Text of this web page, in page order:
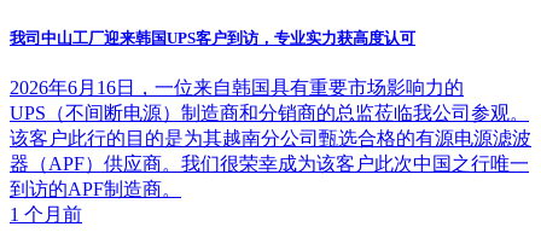
我司中山工厂迎来韩国UPS客户到访，专业实力获高度认可
2026年6月16日，一位来自韩国具有重要市场影响力的
UPS（不间断电源）制造商和分销商的总监莅临我公司参观。
该客户此行的目的是为其越南分公司甄选合格的有源电源滤波
器（APF）供应商。我们很荣幸成为该客户此次中国之行唯一
到访的APF制造商。
1 个月前